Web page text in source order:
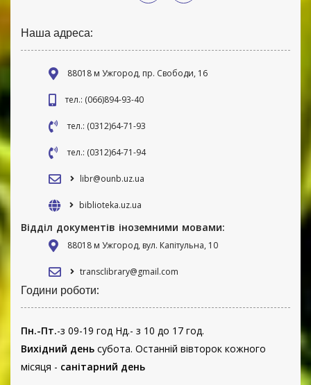
Наша адреса:
88018 м Ужгород, пр. Свободи, 16
тел.: (066)894-93-40
тел.: (0312)64-71-93
тел.: (0312)64-71-94
libr@ounb.uz.ua
biblioteka.uz.ua
Відділ документів іноземними мовами:
88018 м Ужгород, вул. Капітульна, 10
transclibrary@gmail.com
Години роботи:
Пн.-Пт.-з 09-19 год Нд.- з 10 до 17 год.
Вихідний день субота. Останній вівторок кожного
місяця - санітарний день